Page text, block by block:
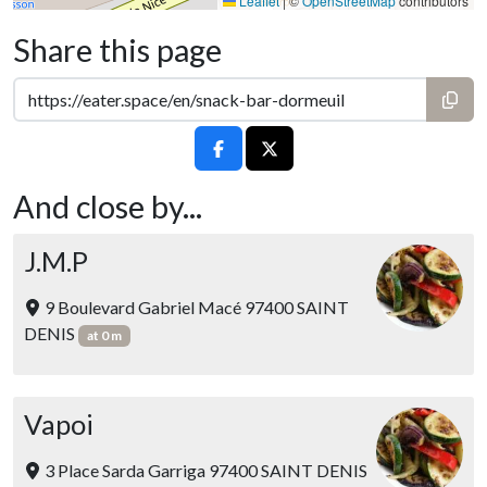
Share this page
And close by...
J.M.P
9 Boulevard Gabriel Macé 97400 SAINT
DENIS
at 0 m
Vapoi
3 Place Sarda Garriga 97400 SAINT DENIS